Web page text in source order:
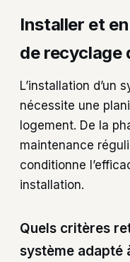
Installer et
de recyclage
L’installation d’un
nécessite une
logement. De la
maintenance
conditionne
installation.
Quels critères
système adapté